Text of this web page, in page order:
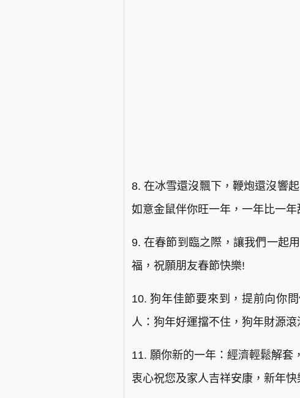
8. 在冰雪還沒飄下，鞭炮還沒響
如意金鼠伴你旺一年，一年比一年
9. 在春節到臨之際，讓我們一起
福，祝願朋友春節快樂!
10. 狗年佳節要來到，提前向你
人：狗年好運擋不住，狗年財源滾
11. 願你新的一年：經濟輕鬆解套
衷心祝您及家人吉祥安康，新年快